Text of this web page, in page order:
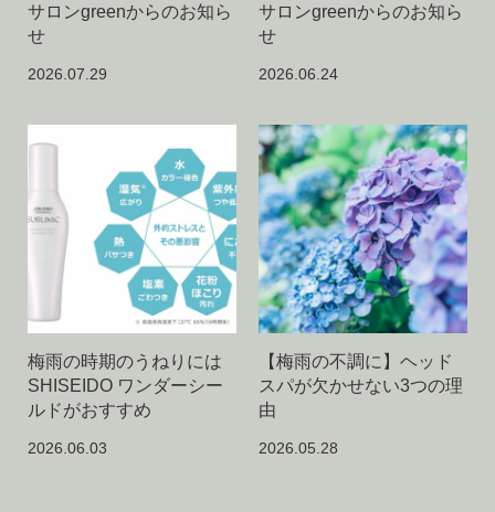
サロンgreenからのお知ら
せ
2026.07.29
サロンgreenからのお知ら
せ
2026.06.24
梅雨の時期のうねりには
SHISEIDO ワンダーシー
ルドがおすすめ
2026.06.03
【梅雨の不調に】ヘッド
スパが欠かせない3つの理
由
2026.05.28